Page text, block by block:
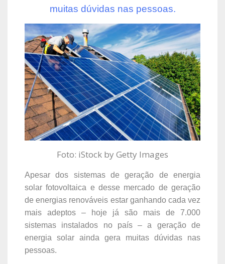
muitas dúvidas nas pessoas.
Foto: iStock by Getty Images
Apesar dos sistemas de geração de energia
solar fotovoltaica e desse mercado de geração
de energias renováveis estar ganhando cada vez
mais adeptos – hoje já são mais de 7.000
sistemas instalados no país – a geração de
energia solar ainda gera muitas dúvidas nas
pessoas.